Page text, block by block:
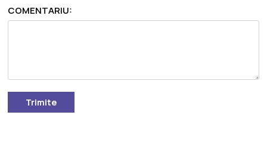
COMENTARIU:
Trimite